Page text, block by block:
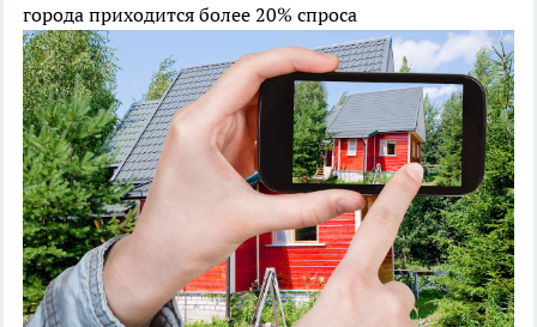
города приходится более 20% спроса